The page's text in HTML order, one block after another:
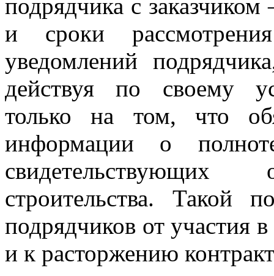
подрядчика с заказчиком
и сроки
уведомлений
действуя по своему
только на том, что
информации о
строительства. Такой
подрядчиков от участия
и к расторжению